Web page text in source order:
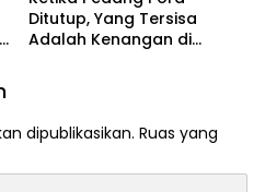
Ditutup, Yang Tersisa
Adalah Kenangan di
dipublikasikan. Ruas yang